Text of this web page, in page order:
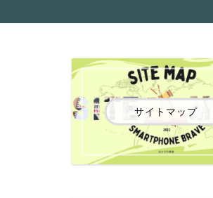
サイトマップ